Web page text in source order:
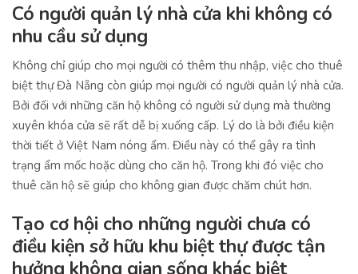
Có người quản lý nhà cửa khi không có
nhu cầu sử dụng
Không chỉ giúp cho mọi người có thêm thu nhập, việc cho thuê
biệt thự Đà Nẵng còn giúp mọi người có người quản lý nhà cửa.
Bởi đối với những căn hộ không có người sử dụng mà thường
xuyên khóa cửa sẽ rất dễ bị xuống cấp. Lý do là bởi điều kiện
thời tiết ở Việt Nam nóng ẩm. Điều này có thể gây ra tình
trạng ẩm mốc hoặc dùng cho căn hộ. Trong khi đó việc cho
thuê căn hộ sẽ giúp cho không gian được chăm chút hơn.
Tạo cơ hội cho những người chưa có
điều kiện sở hữu khu biệt thự được tận
hưởng không gian sống khác biệt